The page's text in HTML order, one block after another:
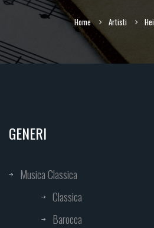
Home Artisti
GENERI
Musica Classica
Classica
Barocca